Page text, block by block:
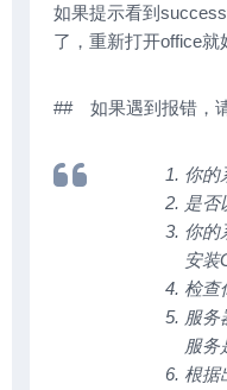
如果提示看到
了，重新打开office就
## 如果遇到报错，
你的
是否
你的
安装
检查
服务
服务
根据